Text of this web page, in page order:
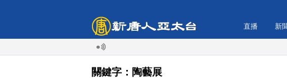
直播 新
關鍵字：陶藝展